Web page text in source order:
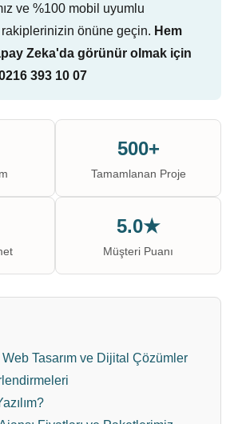
ve %100 mobil uyumlu
rakiplerinizin önüne geçin. Hem
Zeka'da görünür olmak için
393 10 07
500+
Tamamlanan Proje
5.0★
Müşteri Puanı
Tasarım ve Dijital Çözümler